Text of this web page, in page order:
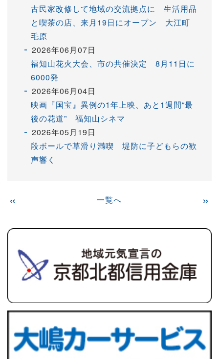
古民家改修して地域の交流拠点に 生活用品
と喫茶の店、来月19日にオープン 大江町
毛原
2026年06月07日
福知山花火大会、市の共催決定 8月11日に
6000発
2026年06月04日
映画『国宝』異例の1年上映、あと1週間“最
後の花道” 福知山シネマ
2026年05月19日
段ボールで草滑り満喫 堤防に子どもらの歓
声響く
« 一覧へ